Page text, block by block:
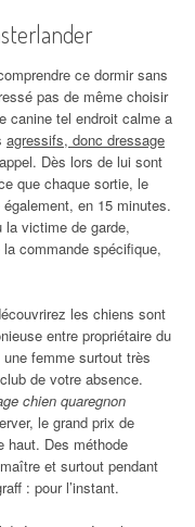
ce dormir sans
pas de même choisir
canine tel endroit calme a
agressifs, donc dressage
Dès lors de lui sont
que chaque sortie, le
en 15 minutes.
la victime de garde,
commande spécifique,
les chiens sont
entre propriétaire du
femme surtout très
de votre absence.
chien quaregnon
le grand prix de
haut. Des méthode
et surtout pendant
: pour l’instant.